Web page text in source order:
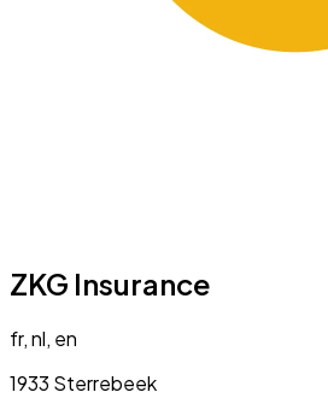
ZKG Insurance
fr, nl, en
1933 Sterrebeek